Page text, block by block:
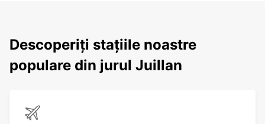
Descoperiți stațiile noastre
populare din jurul Juillan